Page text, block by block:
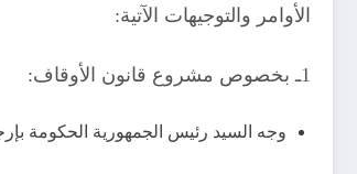
الأوامر والتوجيهات الآتية:
1ـ بخصوص مشروع قانون الأوقاف:
وجه السيد رئيس الجمهورية الحكومة